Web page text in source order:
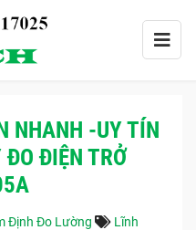
NHANH -UY TÍN
ĐO ĐIỆN TRỞ
Định Đo Lường
Lĩnh